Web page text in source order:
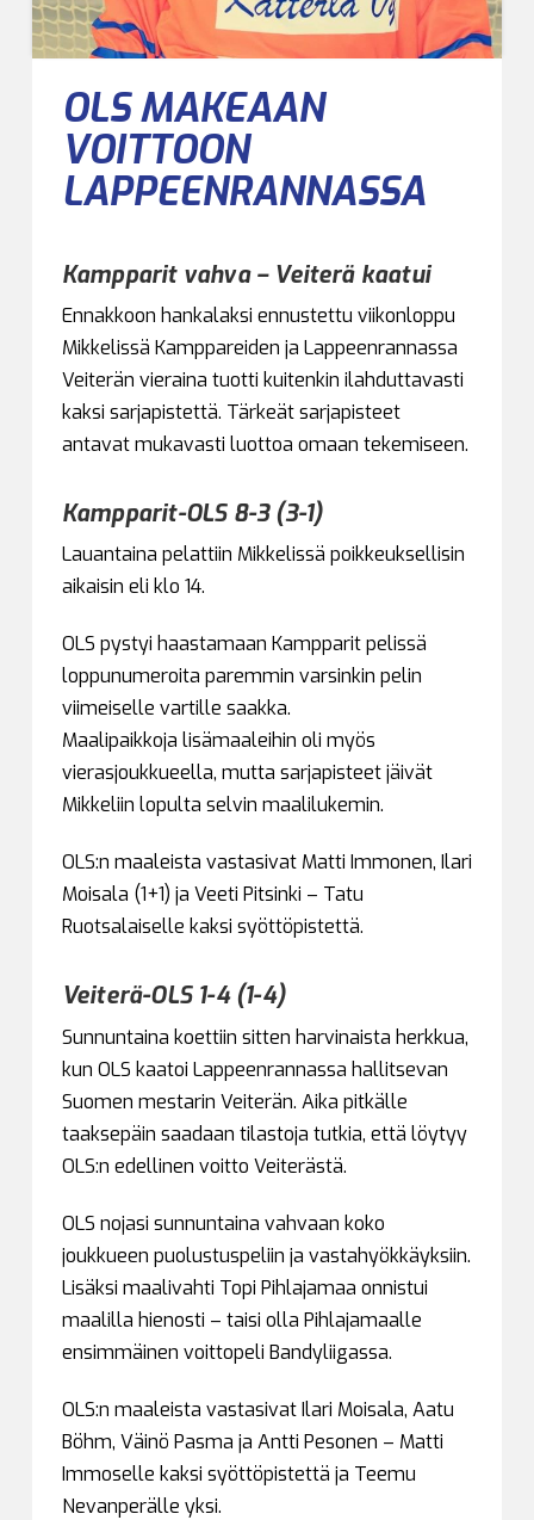
OLS MAKEAAN
VOITTOON
LAPPEENRANNASSA
Kampparit vahva – Veiterä kaatui
Ennakkoon hankalaksi ennustettu viikonloppu
Mikkelissä Kamppareiden ja Lappeenrannassa
Veiterän vieraina tuotti kuitenkin ilahduttavasti
kaksi sarjapistettä. Tärkeät sarjapisteet
antavat mukavasti luottoa omaan tekemiseen.
Kampparit-OLS 8-3 (3-1)
Lauantaina pelattiin Mikkelissä poikkeuksellisin
aikaisin eli klo 14.
OLS pystyi haastamaan Kampparit pelissä
loppunumeroita paremmin varsinkin pelin
viimeiselle vartille saakka.
Maalipaikkoja lisämaaleihin oli myös
vierasjoukkueella, mutta sarjapisteet jäivät
Mikkeliin lopulta selvin maalilukemin.
OLS:n maaleista vastasivat Matti Immonen, Ilari
Moisala (1+1) ja Veeti Pitsinki – Tatu
Ruotsalaiselle kaksi syöttöpistettä.
Veiterä-OLS 1-4 (1-4)
Sunnuntaina koettiin sitten harvinaista herkkua,
kun OLS kaatoi Lappeenrannassa hallitsevan
Suomen mestarin Veiterän. Aika pitkälle
taaksepäin saadaan tilastoja tutkia, että löytyy
OLS:n edellinen voitto Veiterästä.
OLS nojasi sunnuntaina vahvaan koko
joukkueen puolustuspeliin ja vastahyökkäyksiin.
Lisäksi maalivahti Topi Pihlajamaa onnistui
maalilla hienosti – taisi olla Pihlajamaalle
ensimmäinen voittopeli Bandyliigassa.
OLS:n maaleista vastasivat Ilari Moisala, Aatu
Böhm, Väinö Pasma ja Antti Pesonen – Matti
Immoselle kaksi syöttöpistettä ja Teemu
Nevanperälle yksi.